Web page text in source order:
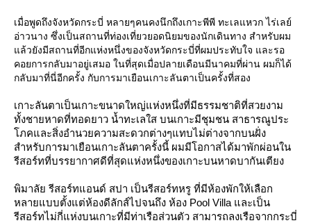
เมื่อพูดถึงจังหวัดกระบี่ หลายๆคนคงนึกถึงเกาะพีพี ทะเลแหวก ไร่เลย์
อ่าวนาง ซึ่งเป็นสถานที่ท่องเที่ยวยอดนิยมของนักเดินทาง สำหรับผม
ล้วยังมีสถานที่อีกแห่งหนึ่งของจังหวัดกระบี่ที่ผมประทับใจ และรอ
คอยการกลับมาอยู่เสมอ ในที่สุดเมื่อปลายเดือนมีนาคมที่ผ่าน ผมก็ได้
กลับมาที่นี่อีกครั้ง กับการมาเยือนเกาะลันตาเป็นครั้งที่สอง
เกาะลันตาเป็นเกาะขนาดใหญ่แห่งหนึ่งที่มีธรรมชาติที่สวยงาม
ทั้งชายหาดที่ทอดยาว น้ำทะเลใส บนเกาะมีชุมชน สาธารณูประ
ภคและสิ่งอำนวยความสะดวกต่างๆแทบไม่ต่างจากบนฝั่ง
สำหรับการมาเยือนเกาะลันตาครั้งนี้ ผมมีโอกาสได้มาพักผ่อนใน
รีสอร์ทที่บรรยากาศดีที่สุดแห่งหนึ่งของเกาะบนหาดบากันเตียง
พิมาลัย รีสอร์ทแอนด์ สปา เป็นรีสอร์ทหรู ที่มีห้องพักให้เลือก
หลายแบบตั้งแต่ห้องดีลักส์ไปจนถึง ห้อง Pool Villa และเป็น
รีสอร์ทไม่กี่แห่งบนเกาะที่มีท่าเรือส่วนตัว สามารถลงเรือจากกระบี่